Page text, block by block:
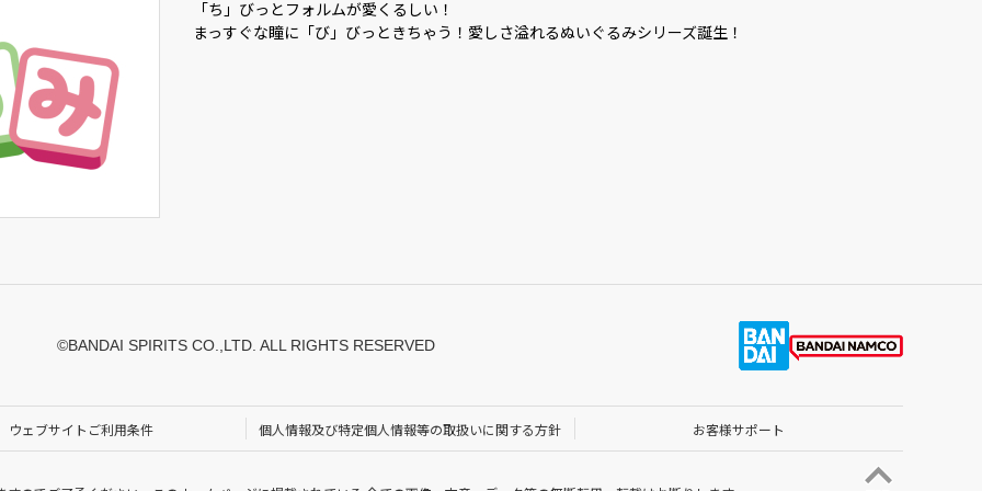
「ち」びっとフォルムが愛くるしい！
まっすぐな瞳に「び」びっときちゃう！愛しさ溢れるぬいぐるみシリーズ誕生！
©BANDAI SPIRITS CO.,LTD. ALL RIGHTS RESERVED
ウェブサイトご利用条件 個人情報及び特定個人情報等の取扱いに関する方針 お客様サポート